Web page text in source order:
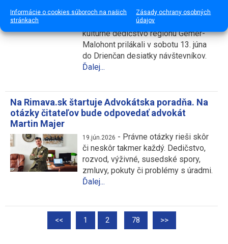
Informácie o cookies súboroch na našich
stránkach
Zásady ochrany osobných
údajov
22.jún.2026-Tradičné remeslá,
poctivá ručná práca a bohaté
kultúrne dedičstvo regiónu Gemer-
Malohont prilákali v sobotu 13. júna
do Drienčan desiatky návštevníkov.
Ďalej...
Na Rimava.sk štartuje Advokátska poradňa. Na
otázky čitateľov bude odpovedať advokát
Martin Majer
19.jún.2026 - Právne otázky rieši skôr
či neskôr takmer každý. Dedičstvo,
rozvod, výživné, susedské spory,
zmluvy, pokuty či problémy s úradmi.
Ďalej...
<< 1 2 78 >>